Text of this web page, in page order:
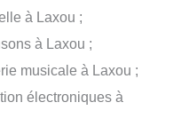
à Laxou ;
à Laxou ;
musicale à Laxou ;
électroniques à